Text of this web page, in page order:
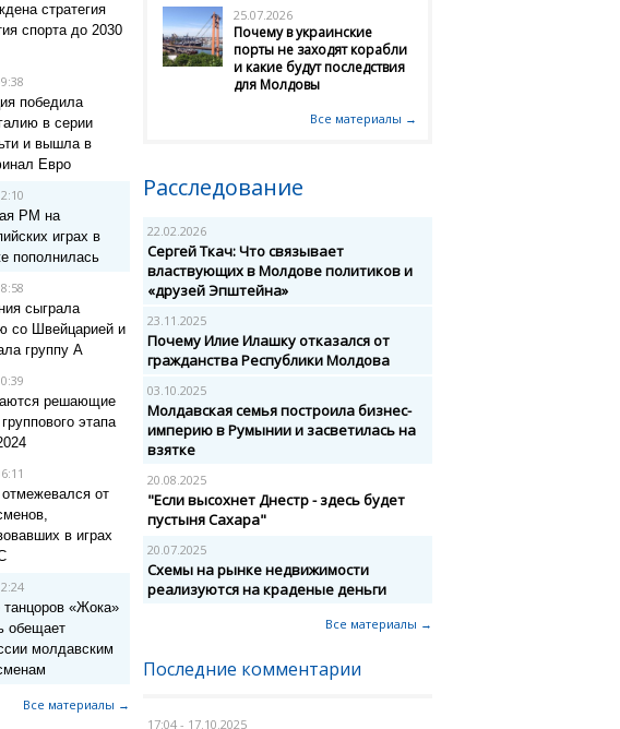
стратегия
спорта до 2030
победила
в серии
и вышла в
Евро
РМ на
играх в
пополнилась
сыграла
со Швейцарией и
группу A
решающие
этапа
от
в играх
танцоров «Жока»
обещает
молдавским
Все материалы →
25.07.2026
Почему в украинские
порты не заходят корабли
и какие будут последствия
для Молдовы
Все материалы →
Расследование
22.02.2026
Сергей Ткач: Что связывает
властвующих в Молдове политиков и
«друзей Эпштейна»
23.11.2025
Почему Илие Илашку отказался от
гражданства Республики Молдова
03.10.2025
Молдавская семья построила бизнес-
империю в Румынии и засветилась на
взятке
20.08.2025
"Если высохнет Днестр - здесь будет
пустыня Сахара"
20.07.2025
Схемы на рынке недвижимости
реализуются на краденые деньги
Все материалы →
Последние комментарии
17:04 - 17.10.2025